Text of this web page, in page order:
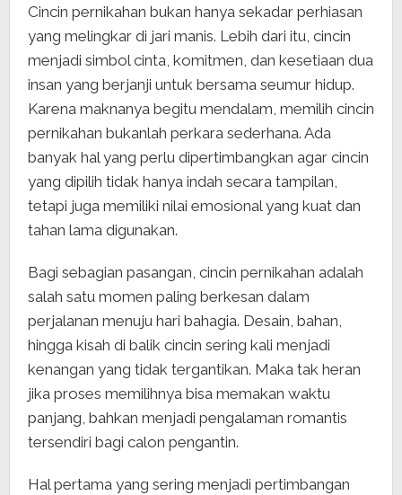
Cincin pernikahan bukan hanya sekadar perhiasan
yang melingkar di jari manis. Lebih dari itu, cincin
menjadi simbol cinta, komitmen, dan kesetiaan dua
insan yang berjanji untuk bersama seumur hidup.
Karena maknanya begitu mendalam, memilih cincin
pernikahan bukanlah perkara sederhana. Ada
banyak hal yang perlu dipertimbangkan agar cincin
yang dipilih tidak hanya indah secara tampilan,
tetapi juga memiliki nilai emosional yang kuat dan
tahan lama digunakan.
Bagi sebagian pasangan, cincin pernikahan adalah
salah satu momen paling berkesan dalam
perjalanan menuju hari bahagia. Desain, bahan,
hingga kisah di balik cincin sering kali menjadi
kenangan yang tidak tergantikan. Maka tak heran
jika proses memilihnya bisa memakan waktu
panjang, bahkan menjadi pengalaman romantis
tersendiri bagi calon pengantin.
Hal pertama yang sering menjadi pertimbangan